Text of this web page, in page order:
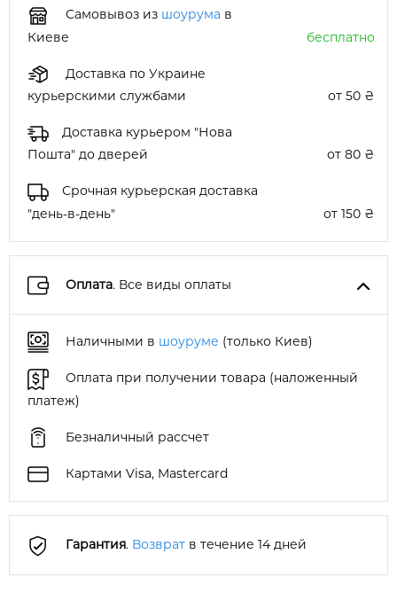
Самовывоз из шоурума в
Киеве
бесплатно
Доставка по Украине
курьерскими службами
от 50 ₴
Доставка курьером "Нова
Пошта" до дверей
от 80 ₴
Срочная курьерская доставка
"день-в-день"
от 150 ₴
Оплата. Все виды оплаты
Наличными в шоуруме (только Киев)
Оплата при получении товара (наложенный
платеж)
Безналичный рассчет
Картами Visa, Mastercard
Гарантия. Возврат в течение 14 дней